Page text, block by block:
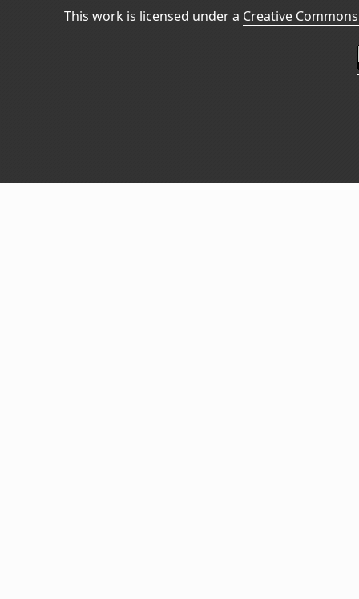
This work is licensed under a Creative